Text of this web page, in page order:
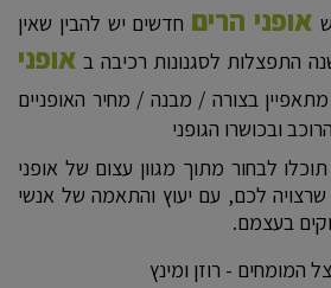
אופני הרים חדשים יש להבין שאין
התפצלות לסגנונות רכיבה ב אופני
מתאפיין בצורה / מבנה / מחיר האופניים
ובכושרו הגופני
לבחור מתוך מגוון עצום של אופני
שרצויה לכם, עם יעוץ והתאמה של אנשי
בעצמם.
המומחים - רוזן ומינץ